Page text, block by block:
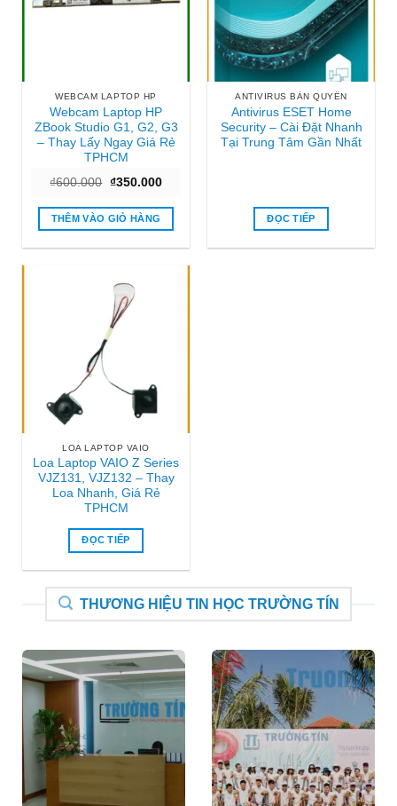
WEBCAM LAPTOP HP
Webcam Laptop HP
ZBook Studio G1, G2, G3
– Thay Lấy Ngay Giá Rẻ
TPHCM
₫600.000 Giá
là:
₫600.000.
₫350.000Giá
tại
₫350.000.
THÊM VÀO GIỎ HÀNG
ANTIVIRUS BẢN QUYỀN
Antivirus ESET Home
Security – Cài Đặt Nhanh
Tại Trung Tâm Gần Nhất
ĐỌC TIẾP
LOA LAPTOP VAIO
Loa Laptop VAIO Z Series
VJZ131, VJZ132 – Thay
Loa Nhanh, Giá Rẻ
TPHCM
ĐỌC TIẾP
THƯƠNG HIỆU TIN HỌC TRƯỜNG TÍN